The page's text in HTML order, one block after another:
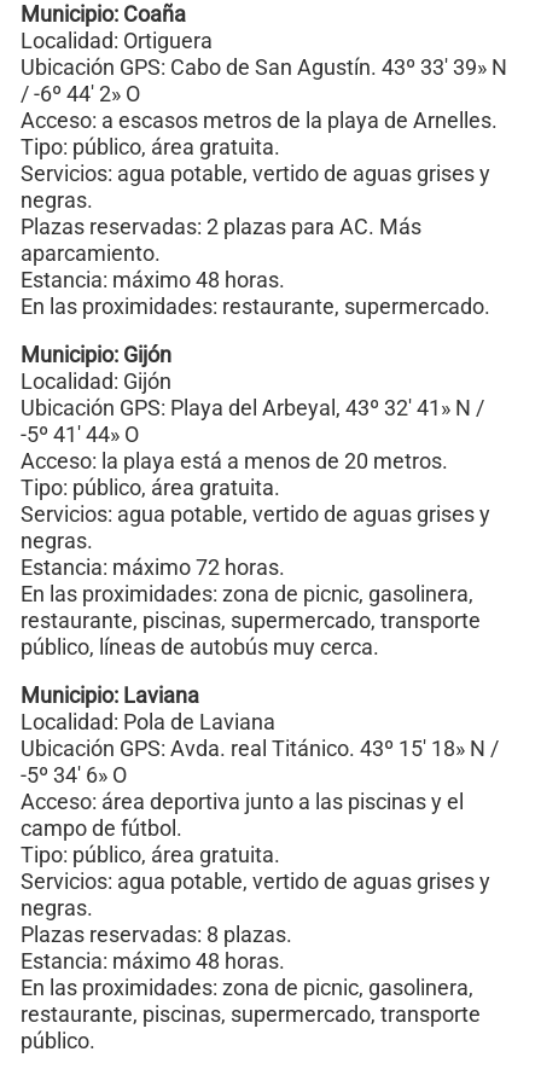
Municipio: Coaña
Localidad: Ortiguera
Ubicación GPS: Cabo de San Agustín. 43º 33′ 39» N
/ -6º 44′ 2» O
Acceso: a escasos metros de la playa de Arnelles.
Tipo: público, área gratuita.
Servicios: agua potable, vertido de aguas grises y
negras.
Plazas reservadas: 2 plazas para AC. Más
aparcamiento.
Estancia: máximo 48 horas.
En las proximidades: restaurante, supermercado.
Municipio: Gijón
Localidad: Gijón
Ubicación GPS: Playa del Arbeyal, 43º 32′ 41» N /
-5º 41′ 44» O
Acceso: la playa está a menos de 20 metros.
Tipo: público, área gratuita.
Servicios: agua potable, vertido de aguas grises y
negras.
Estancia: máximo 72 horas.
En las proximidades: zona de picnic, gasolinera,
restaurante, piscinas, supermercado, transporte
público, líneas de autobús muy cerca.
Municipio: Laviana
Localidad: Pola de Laviana
Ubicación GPS: Avda. real Titánico. 43º 15′ 18» N /
-5º 34′ 6» O
Acceso: área deportiva junto a las piscinas y el
campo de fútbol.
Tipo: público, área gratuita.
Servicios: agua potable, vertido de aguas grises y
negras.
Plazas reservadas: 8 plazas.
Estancia: máximo 48 horas.
En las proximidades: zona de picnic, gasolinera,
restaurante, piscinas, supermercado, transporte
público.